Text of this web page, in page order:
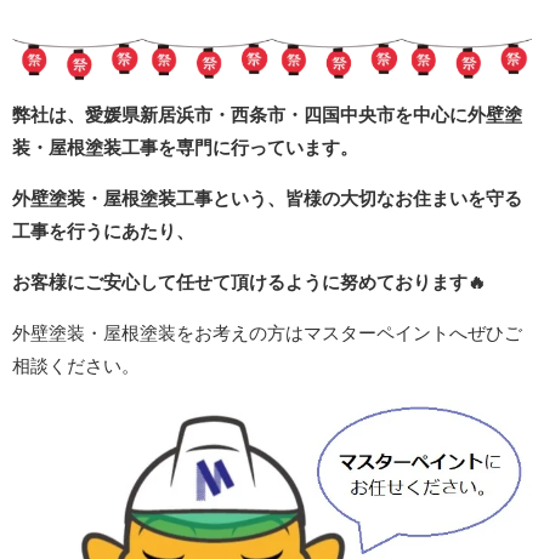
弊社は、愛媛県新居浜市・西条市・四国中央市を中心に外壁塗
装・屋根塗装工事を専門に行っています。
外壁塗装・屋根塗装工事という、皆様の大切なお住まいを守る
工事を行うにあたり、
お客様にご安心して任せて頂けるように努めております🔥
外壁塗装・屋根塗装をお考えの方はマスターペイントへぜひご
相談ください。